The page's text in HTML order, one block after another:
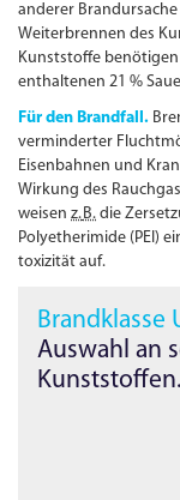
anderer
Weiterbrennen des
Kunststoffe
enthaltenen 21 %
Für den Brandfall.
verminderter
Eisenbahnen und
Wirkung des
weisenz.B. die
Polyetherimide (PEI)
toxizität auf.
Brandklasse
Auswahl an
Kunststoffen.